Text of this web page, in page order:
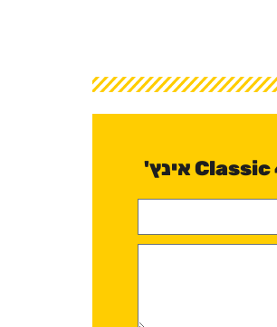
יש לכם שאלה לגבי סט מהדקים Classic 4 אינץ'